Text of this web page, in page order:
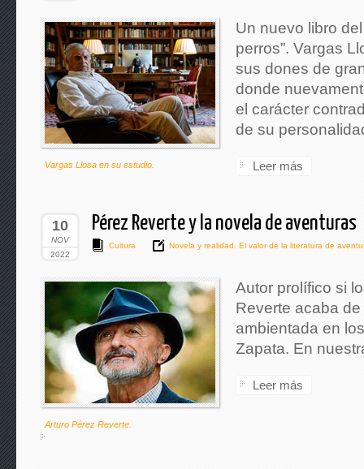
Vargas Llosa en su estudio.
Un nuevo libro
perros”. Vargas
sus dones de
donde
el carácter
de su
Leer más
10
NOV
2022
Pérez Reverte y la novela de aventuras
Cultura Novela y realidad. El valor de la literatura de
Arturo Pérez Reverte.
Autor prolífico si
Reverte acaba de
ambientada en
Zapata. En
Leer más